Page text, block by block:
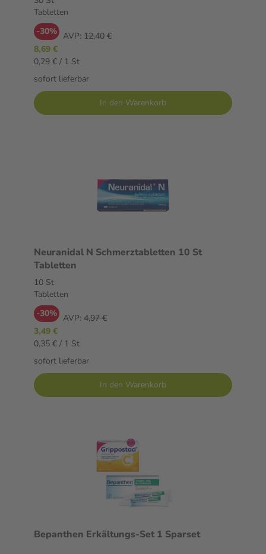
Tabletten
-30% AVP: 12,40 €
8,69 €
0,29 € / 1 St
sofort lieferbar
In den Warenkorb
Neuranidal N Schmerztabletten 10 St
Tabletten
10 St
Tabletten
-30% AVP: 4,97 €
3,49 €
0,35 € / 1 St
sofort lieferbar
In den Warenkorb
Bepanthen Erkältungs-Set 1 Sparset